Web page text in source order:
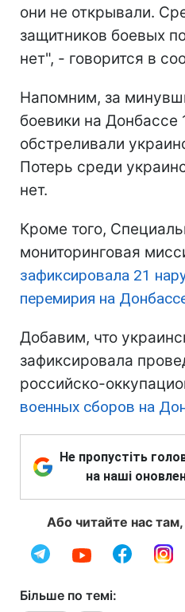
они не открывали.
защитников боевых
нет", - говорится в
Напомним, за
боевики на Донбассе
обстреливали
Потерь среди
нет.
Кроме того,
мониторинговая
зафиксировала 21
перемирия на
Добавим, что
зафиксировала
российско-
военных сборов на
Не пропустіть
на наші
Або читайте нас
Більше по темі: